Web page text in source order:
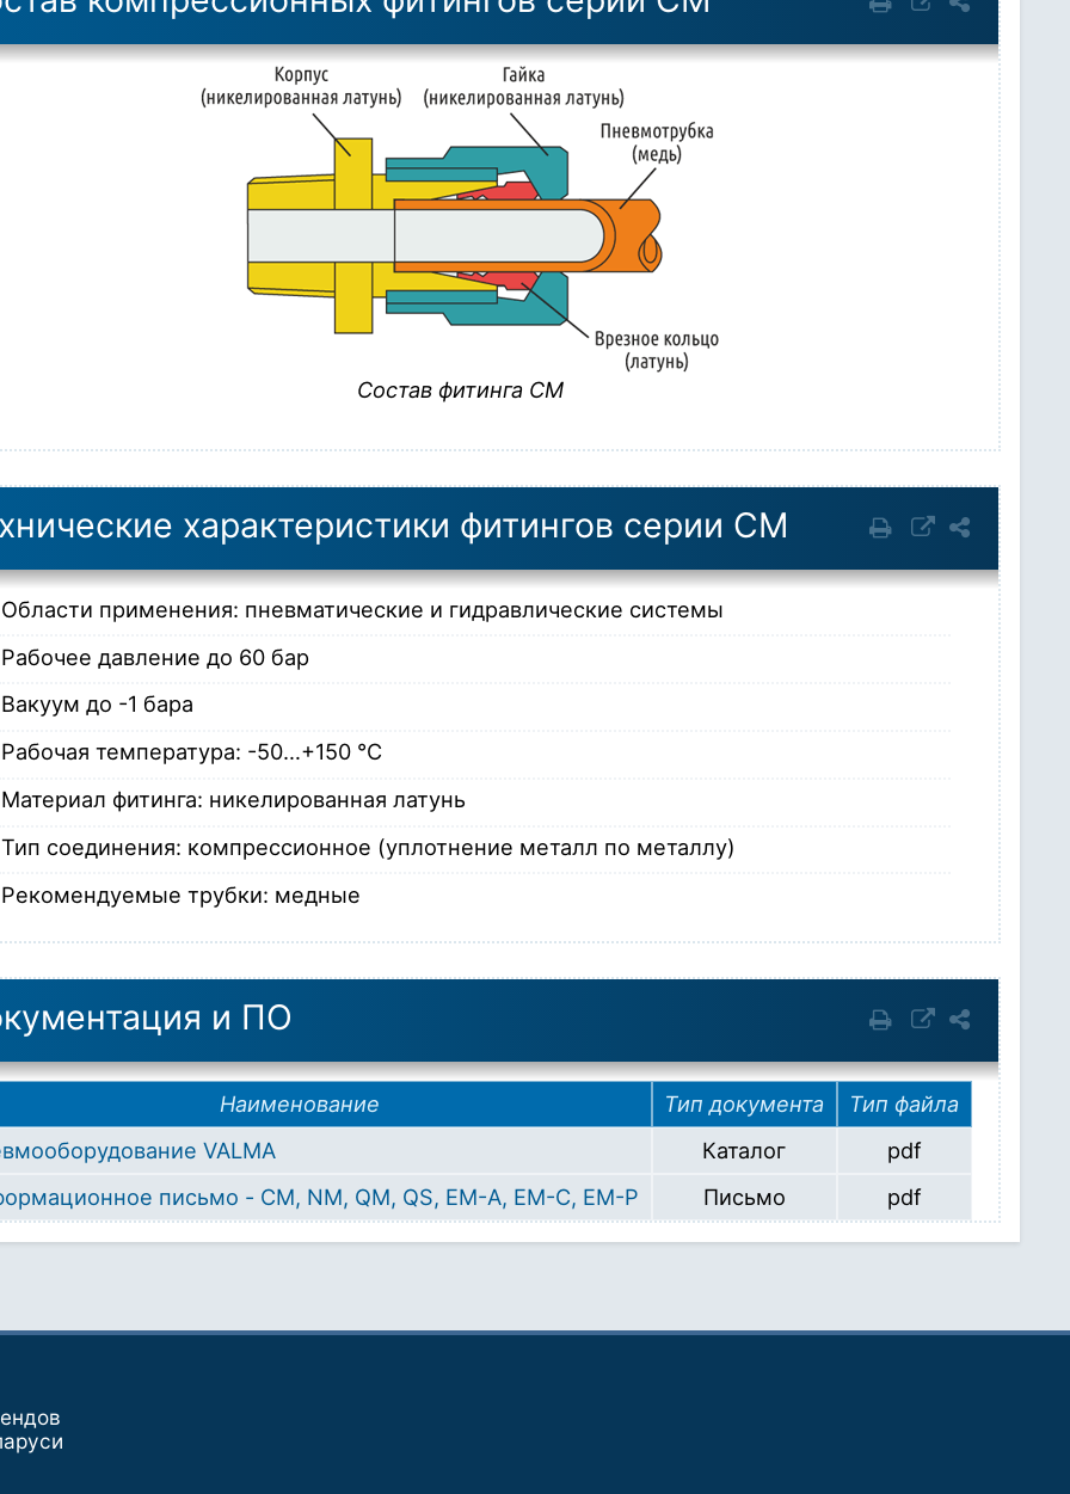
Состав фитинга CM
характеристики фитингов серии CM
Области применения: пневматические и гидравлические системы
Рабочее давление до 60 бар
Вакуум до -1 бара
Рабочая температура: -50…+150 °C
Материал фитинга: никелированная латунь
Тип соединения: компрессионное (уплотнение металл по металлу)
Рекомендуемые трубки: медные
и ПО
Наименование Тип документа
Тип файла
VALMA
Каталог
pdf
письмо - CM, NM, QM, QS, ЕМ-A, EM-C, EM-P
Письмо pdf